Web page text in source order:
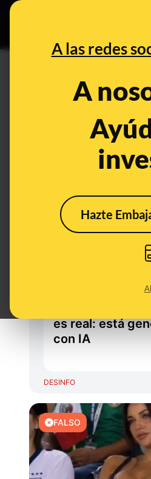
A las redes
A
Hazte
No, este vídeo
mujer mirando a
camiseta
es real: está
con IA
DESINFO
FALSO